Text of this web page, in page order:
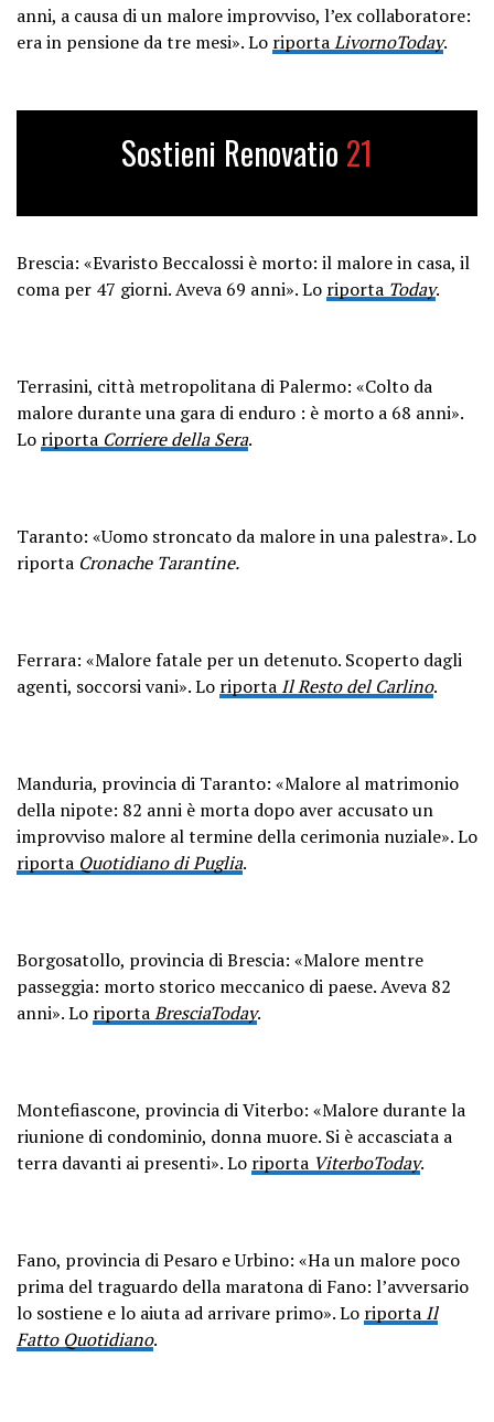
anni, a causa di un malore improvviso, l’ex collaboratore:
era in pensione da tre mesi». Lo riportaLivornoToday.
Sostieni Renovatio 21
Brescia: «Evaristo Beccalossi è morto: il malore in casa, il
coma per 47 giorni. Aveva 69 anni». Lo riporta Today.
Terrasini, città metropolitana di Palermo: «Colto da
malore durante una gara di enduro : è morto a 68 anni».
Lo riporta Corriere della Sera.
Taranto: «Uomo stroncato da malore in una palestra». Lo
riporta Cronache Tarantine.
Ferrara: «Malore fatale per un detenuto. Scoperto dagli
agenti, soccorsi vani». Lo riporta Il Resto del Carlino.
Manduria, provincia di Taranto: «Malore al matrimonio
della nipote: 82 anni è morta dopo aver accusato un
improvviso malore al termine della cerimonia nuziale». Lo
riporta Quotidiano di Puglia.
Borgosatollo, provincia di Brescia: «Malore mentre
passeggia: morto storico meccanico di paese. Aveva 82
anni». Lo riportaBresciaToday.
Montefiascone, provincia di Viterbo: «Malore durante la
riunione di condominio, donna muore. Si è accasciata a
terra davanti ai presenti». Lo riporta ViterboToday.
Fano, provincia di Pesaro e Urbino: «Ha un malore poco
prima del traguardo della maratona di Fano: l’avversario
lo sostiene e lo aiuta ad arrivare primo». Lo riporta Il
Fatto Quotidiano.